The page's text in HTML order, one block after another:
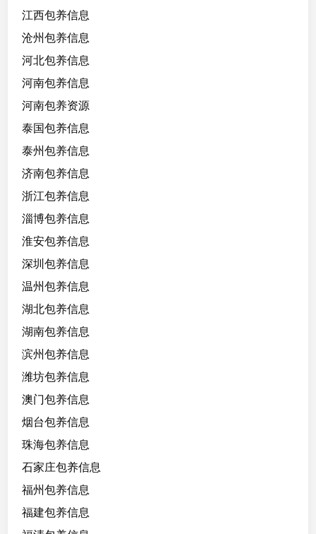
江西包养信息
沧州包养信息
河北包养信息
河南包养信息
河南包养资源
泰国包养信息
泰州包养信息
济南包养信息
浙江包养信息
淄博包养信息
淮安包养信息
深圳包养信息
温州包养信息
湖北包养信息
湖南包养信息
滨州包养信息
潍坊包养信息
澳门包养信息
烟台包养信息
珠海包养信息
石家庄包养信息
福州包养信息
福建包养信息